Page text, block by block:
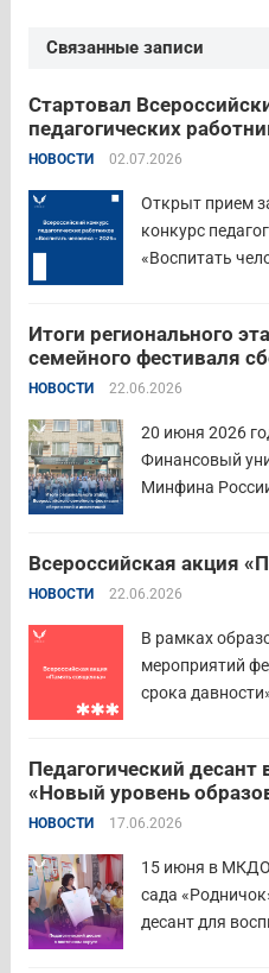
Связанные записи
Стартовал
педагогических
человека – 2026»
НОВОСТИ 02.07.2026
Открыт прием
конкурс
«Воспитать
Институт
воспитания и
центр. Прием
включительно.
стать педагоги
Итоги регионального
семейного фестиваля
НОВОСТИ 22.06.2026
20 июня 2026
Финансовый
Минфина
семейного
инвестиций. В
филиал
победителей...
Всероссийская акция
НОВОСТИ 22.06.2026
В рамках
мероприятий
срока
проводят
священна». 22
отмечает 85-ю
Педагогический десант
«Новый уровень
качество и
НОВОСТИ 17.06.2026
15 июня в
сада
десант для